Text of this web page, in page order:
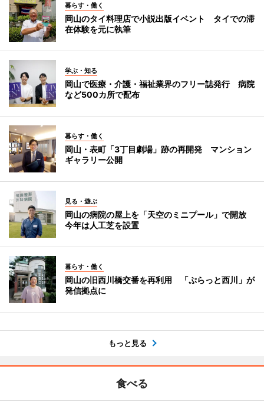
暮らす・働く
岡山のタイ料理店で小説出版イベント タイでの滞
在体験を元に執筆
学ぶ・知る
岡山で医療・介護・福祉業界のフリー誌発行 病院
など500カ所で配布
暮らす・働く
岡山・表町「3丁目劇場」跡の再開発 マンション
ギャラリー公開
見る・遊ぶ
岡山の病院の屋上を「天空のミニプール」で開放
今年は人工芝を設置
暮らす・働く
岡山の旧西川橋交番を再利用 「ぷらっと西川」が
発信拠点に
もっと見る
食べる